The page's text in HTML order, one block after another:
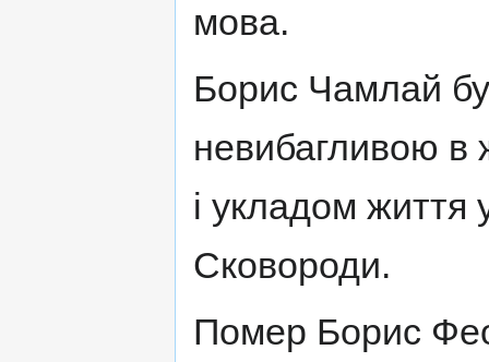
мова.
Борис Чамлай
невибагливою в
і укладом життя
Сковороди.
Помер Борис